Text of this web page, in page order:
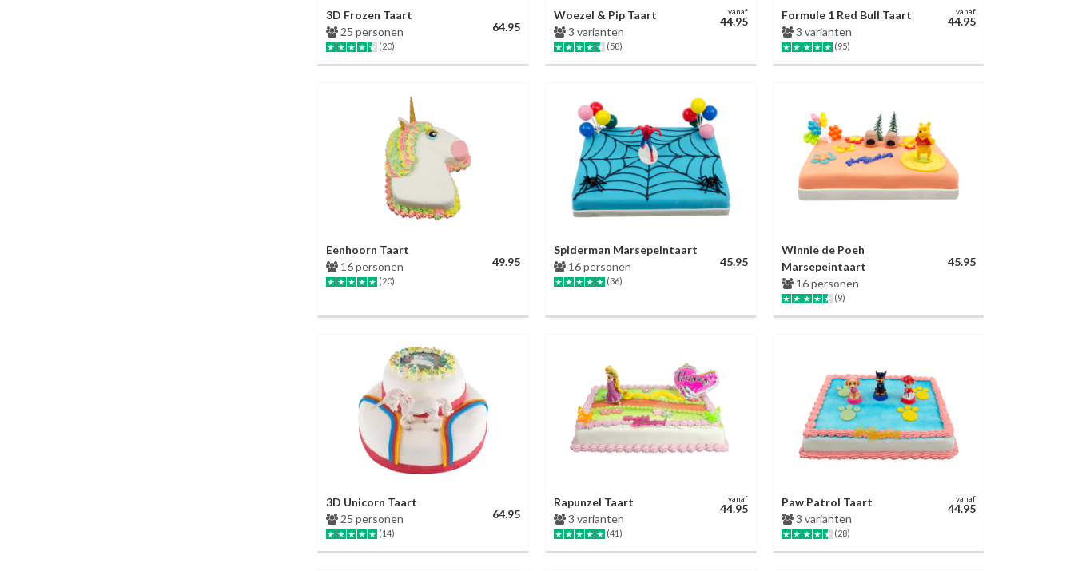
3D Frozen Taart
25 personen
(20)
64.95
Woezel & Pip Taart
3 varianten
(58)
vanaf
44.95
Formule 1 Red Bull Taart
3 varianten
(95)
vanaf
44.95
Eenhoorn Taart
16 personen
(20)
49.95
Spiderman Marsepeintaart
16 personen
(36)
45.95
Winnie de Poeh
Marsepeintaart
16 personen
(9)
45.95
3D Unicorn Taart
25 personen
(14)
64.95
Rapunzel Taart
3 varianten
(41)
vanaf
44.95
Paw Patrol Taart
3 varianten
(28)
vanaf
44.95